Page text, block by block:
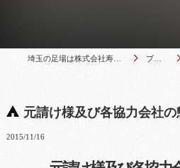
埼玉の足場は株式会社寿建設 ブログ
元請け様及び各協力会社
2015/11/16